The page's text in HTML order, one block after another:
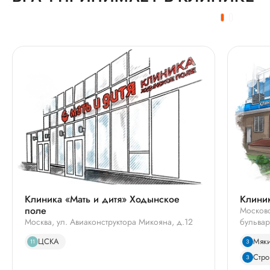
Клиника «Мать и дитя» Ходынское
поле
Москва, ул. Авиаконструктора Микояна, д.12
11 ЦСКА 3
3